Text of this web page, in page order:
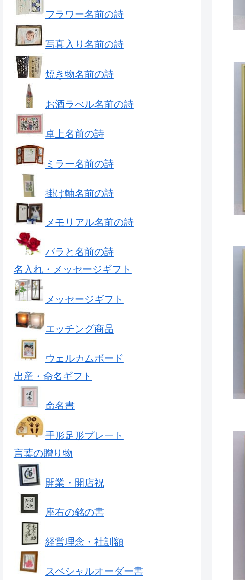
フラワー名前の詩
写真入り名前の詩
焼き物名前の詩
お酒ラべル名前の詩
卓上名前の詩
ミラー名前の詩
掛け軸名前の詩
メモリアル名前の詩
バラと名前の詩
名入れ・メッセージギフト
メッセージギフト
エッチング商品
ウェルカムボード
出産・命名ギフト
命名書
手形足形プレート
言葉の贈り物
開業・開店祝
座右の銘の書
経営理念・社訓額
スペシャルオーダー書